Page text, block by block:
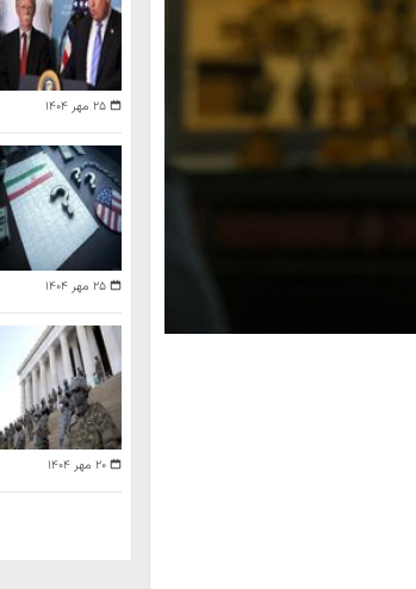
۲۵ مهر ۱۴۰۴
۲۵ مهر ۱۴۰۴
۲۰ مهر ۱۴۰۴